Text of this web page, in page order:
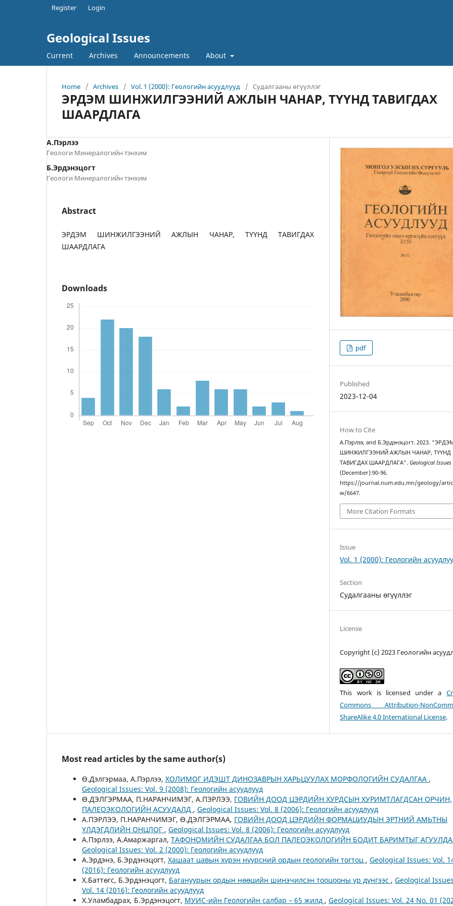
Geological Issues
Current Archives Announcements About
Register Login
Home / Archives / Vol. 1 (2000): Геологийн асуудлууд / Судалгааны өгүүллэг
ЭРДЭМ ШИНЖИЛГЭЭНИЙ АЖЛЫН ЧАНАР, ТҮҮНД ТАВИГДАХ
ШААРДЛАГА
А.Пэрлээ
Геологи Минералогийн тэнхим
Б.Эрдэнэцогт
Геологи Минералогийн тэнхим
Abstract
ЭРДЭМ ШИНЖИЛГЭЭНИЙ АЖЛЫН ЧАНАР, ТҮҮНД ТАВИГДАХ
ШААРДЛАГА
Downloads
pdf
Published
2023-12-04
How to Cite
А.Пэрлээ, and Б.Эрдэнэцогт. 2023.
ШИНЖИЛГЭЭНИЙ АЖЛЫН ЧАНАР, ТҮҮНД
ТАВИГДАХ ШААРДЛАГА”.Geological Issues
(December):90-96.
https://journal.num.edu.mn/geology/
w/6647.
More Citation Formats
Issue
Vol. 1 (2000): Геологийн
Section
Судалгааны өгүүллэг
License
Copyright (c) 2023 Геологийн
This work is licensed under a
Commons Attribution-
ShareAlike 4.0 International License.
Most read articles by the same author(s)
Ө.Дэлгэрмаа, А.Пэрлээ, ХОЛИМОГ ИДЭШТ ДИНОЗАВРЫН ХАРЬЦУУЛАХ МОРФОЛОГИЙН СУДАЛГАА ,
Geological Issues: Vol. 9 (2008): Геологийн асуудлууд
Ө.ДЭЛГЭРМАА, П.НАРАНЧИМЭГ, А.ПЭРЛЭЭ, ГОВИЙН ДООД ЦЭРДИЙН ХУРДСЫН ХУРИМТЛАГДСАН ОРЧИН,
ПАЛЕОЭКОЛОГИЙН АСУУДАЛД , Geological Issues: Vol. 8 (2006): Геологийн асуудлууд
А.ПЭРЛЭЭ, П.НАРАНЧИМЭГ, Ө.ДЭЛГЭРМАА, ГОВИЙН ДООД ЦЭРДИЙН ФОРМАЦИУДЫН ЭРТНИЙ АМЬТНЫ
ҮЛДЭГДЛИЙН ОНЦЛОГ , Geological Issues: Vol. 8 (2006): Геологийн асуудлууд
А.Пэрлээ, А.Амаржаргал, ТАФОНОМИЙН СУДАЛГАА БОЛ ПАЛЕОЭКОЛОГИЙН БОДИТ БАРИМТЫГ
Geological Issues: Vol. 2 (2000): Геологийн асуудлууд
А.Эрдэнэ, Б.Эрдэнэцогт, Хашаат цавын хүрэн нүүрсний ордын геологийн тогтоц , Geological Issues: Vol.
(2016): Геологийн асуудлууд
Х.Баттөгс, Б.Эрдэнэцогт, Багануурын ордын нөөцийн шинэчилсэн тооцооны үр дүнгээс , Geological
Vol. 14 (2016): Геологийн асуудлууд
Х.Уламбадрах, Б.Эрдэнэцогт, МУИС-ийн Геологийн салбар – 65 жилд , Geological Issues: Vol. 24 No. 01